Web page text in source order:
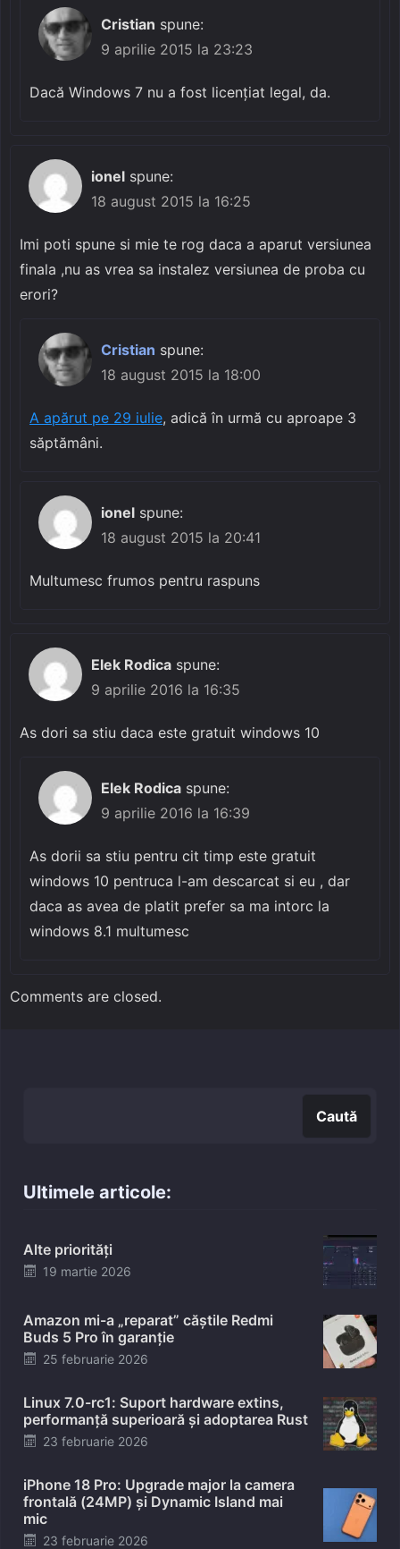
Cristian spune:
9 aprilie 2015 la 23:23
Dacă Windows 7 nu a fost licențiat legal, da.
ionel spune:
18 august 2015 la 16:25
Imi poti spune si mie te rog daca a aparut versiunea
finala ,nu as vrea sa instalez versiunea de proba cu
erori?
Cristian spune:
18 august 2015 la 18:00
A apărut pe 29 iulie, adică în urmă cu aproape 3
săptămâni.
ionel spune:
18 august 2015 la 20:41
Multumesc frumos pentru raspuns
Elek Rodica spune:
9 aprilie 2016 la 16:35
As dori sa stiu daca este gratuit windows 10
Elek Rodica spune:
9 aprilie 2016 la 16:39
As dorii sa stiu pentru cit timp este gratuit
windows 10 pentruca l-am descarcat si eu , dar
daca as avea de platit prefer sa ma intorc la
windows 8.1 multumesc
Comments are closed.
Caută
Ultimele articole:
Alte priorități
Posted
19 martie 2026
Amazon mi-a „reparat” căștile Redmi
Buds 5 Pro în garanție
Posted
25 februarie 2026
Linux 7.0-rc1: Suport hardware extins,
performanță superioară și adoptarea Rust
Posted
23 februarie 2026
iPhone 18 Pro: Upgrade major la camera
frontală (24MP) și Dynamic Island mai
mic
Posted
23 februarie 2026